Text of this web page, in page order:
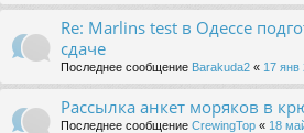
Re: Marlins test в Одессе
сдаче
Последнее сообщение Barakuda2 « 17 янв
Рассылка анкет моряков в
Последнее сообщение CrewingTop « 18